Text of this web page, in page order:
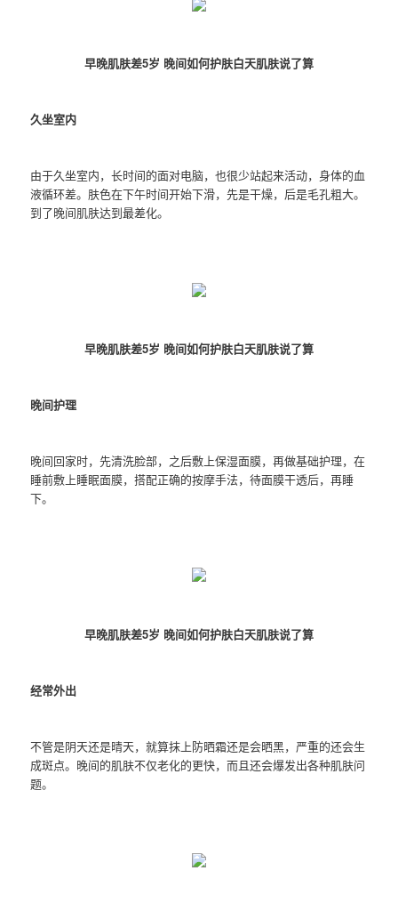
早晚肌肤差5岁 晚间如何护肤白天肌肤说了算
久坐室内
由于久坐室内，长时间的面对电脑，也很少站起来活动，身体的血
液循环差。肤色在下午时间开始下滑，先是干燥，后是毛孔粗大。
到了晚间肌肤达到最差化。
早晚肌肤差5岁 晚间如何护肤白天肌肤说了算
晚间护理
晚间回家时，先清洗脸部，之后敷上保湿面膜，再做基础护理，在
睡前敷上睡眠面膜，搭配正确的按摩手法，待面膜干透后，再睡
下。
早晚肌肤差5岁 晚间如何护肤白天肌肤说了算
经常外出
不管是阴天还是晴天，就算抹上防晒霜还是会晒黑，严重的还会生
成斑点。晚间的肌肤不仅老化的更快，而且还会爆发出各种肌肤问
题。